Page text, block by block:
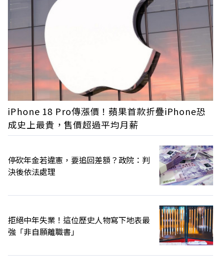
iPhone 18 Pro傳漲價！蘋果首款折疊iPhone恐
成史上最貴，售價超過平均月薪
停砍年金若違憲，要追回差額？政院：判
決後依法處理
拒絕中年失業！這位歷史人物寫下地表最
強「非自願離職書」